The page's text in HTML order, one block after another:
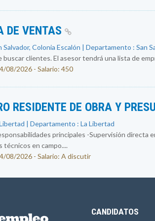
DE VENTAS
Salvador, Colonia Escalón | Departamento : San
buscar clientes. El asesor tendrá una lista de
08/2026 - Salario: 450
RESIDENTE DE OBRA Y
| Departamento : La Libertad
principales -Supervisión directa
técnicos en campo....
08/2026 - Salario: A discutir
CANDIDATOS